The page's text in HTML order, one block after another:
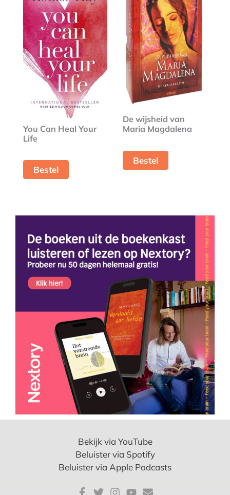
You Can Heal Your
Life
Bestel
De wijsheid van
Maria Magdalena
Bestel
Bekijk via YouTube
Beluister via Spotify
Beluister via Apple Podcasts